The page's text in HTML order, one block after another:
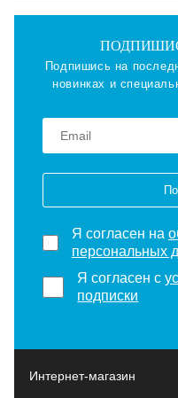
Подпишись на
новинках и
Я согласен на
персональных
Я согласен с
подписки
Интернет-магазин